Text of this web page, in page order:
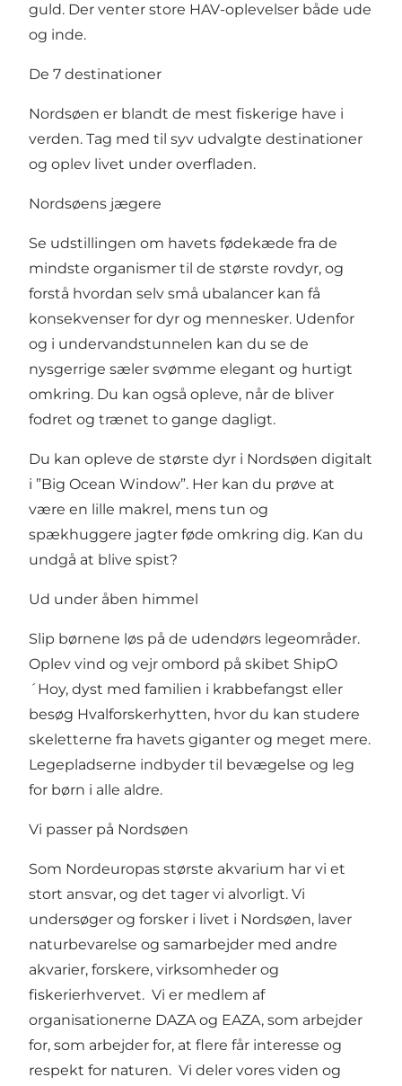
guld. Der venter store HAV-oplevelser både ude
og inde.
De 7 destinationer
Nordsøen er blandt de mest fiskerige have i
verden. Tag med til syv udvalgte destinationer
og oplev livet under overfladen.
Nordsøens jægere
Se udstillingen om havets fødekæde fra de
mindste organismer til de største rovdyr, og
forstå hvordan selv små ubalancer kan få
konsekvenser for dyr og mennesker. Udenfor
og i undervandstunnelen kan du se de
nysgerrige sæler svømme elegant og hurtigt
omkring. Du kan også opleve, når de bliver
fodret og trænet to gange dagligt.
Du kan opleve de største dyr i Nordsøen digitalt
i ”Big Ocean Window”. Her kan du prøve at
være en lille makrel, mens tun og
spækhuggere jagter føde omkring dig. Kan du
undgå at blive spist?
Ud under åben himmel
Slip børnene løs på de udendørs legeområder.
Oplev vind og vejr ombord på skibet ShipO
´Hoy, dyst med familien i krabbefangst eller
besøg Hvalforskerhytten, hvor du kan studere
skeletterne fra havets giganter og meget mere.
Legepladserne indbyder til bevægelse og leg
for børn i alle aldre.
Vi passer på Nordsøen
Som Nordeuropas største akvarium har vi et
stort ansvar, og det tager vi alvorligt. Vi
undersøger og forsker i livet i Nordsøen, laver
naturbevarelse og samarbejder med andre
akvarier, forskere, virksomheder og
fiskerierhvervet. Vi er medlem af
organisationerne DAZA og EAZA, som arbejder
for, som arbejder for, at flere får interesse og
respekt for naturen. Vi deler vores viden og